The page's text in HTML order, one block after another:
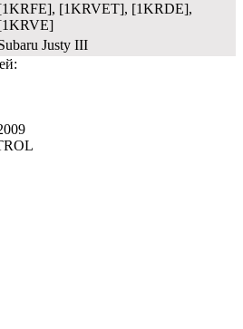
[1KRVET], [1KRDE],
Justy III